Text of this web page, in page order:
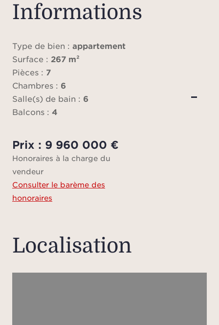
Informations
Type de bien : appartement
Surface : 267 m²
Pièces : 7
Chambres : 6
Salle(s) de bain : 6
Balcons : 4
Prix : 9 960 000 €
Honoraires à la charge du
vendeur
Consulter le barème des
honoraires
Localisation